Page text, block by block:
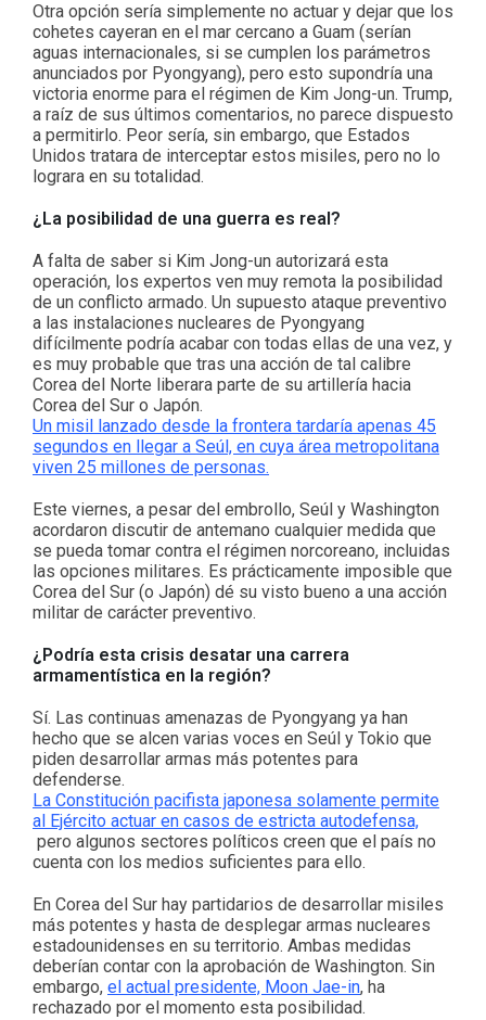
Otra opción sería simplemente no actuar y dejar que los
cohetes cayeran en el mar cercano a Guam (serían
aguas internacionales, si se cumplen los parámetros
anunciados por Pyongyang), pero esto supondría una
victoria enorme para el régimen de Kim Jong-un. Trump,
a raíz de sus últimos comentarios, no parece dispuesto
a permitirlo. Peor sería, sin embargo, que Estados
Unidos tratara de interceptar estos misiles, pero no lo
lograra en su totalidad.
¿La posibilidad de una guerra es real?
A falta de saber si Kim Jong-un autorizará esta
operación, los expertos ven muy remota la posibilidad
de un conflicto armado. Un supuesto ataque preventivo
a las instalaciones nucleares de Pyongyang
difícilmente podría acabar con todas ellas de una vez, y
es muy probable que tras una acción de tal calibre
Corea del Norte liberara parte de su artillería hacia
Corea del Sur o Japón.
Un misil lanzado desde la frontera tardaría apenas 45
segundos en llegar a Seúl, en cuya área metropolitana
viven 25 millones de personas.
Este viernes, a pesar del embrollo, Seúl y Washington
acordaron discutir de antemano cualquier medida que
se pueda tomar contra el régimen norcoreano, incluidas
las opciones militares. Es prácticamente imposible que
Corea del Sur (o Japón) dé su visto bueno a una acción
militar de carácter preventivo.
¿Podría esta crisis desatar una carrera
armamentística en la región?
Sí. Las continuas amenazas de Pyongyang ya han
hecho que se alcen varias voces en Seúl y Tokio que
piden desarrollar armas más potentes para
defenderse.
La Constitución pacifista japonesa solamente permite
al Ejército actuar en casos de estricta autodefensa,
pero algunos sectores políticos creen que el país no
cuenta con los medios suficientes para ello.
En Corea del Sur hay partidarios de desarrollar misiles
más potentes y hasta de desplegar armas nucleares
estadounidenses en su territorio. Ambas medidas
deberían contar con la aprobación de Washington. Sin
embargo, el actual presidente, Moon Jae-in, ha
rechazado por el momento esta posibilidad.